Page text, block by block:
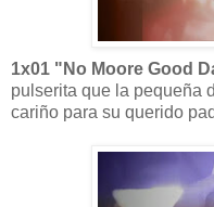
1x01 "No Moore Good
pulserita que la pequeña
cariño para su querido